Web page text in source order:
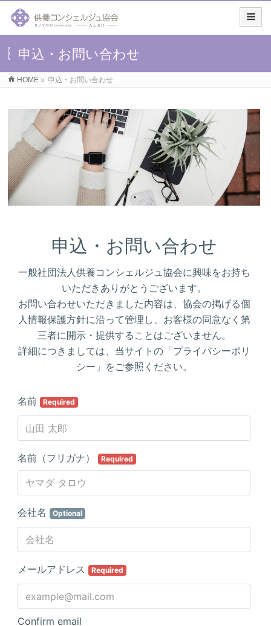
申込・お問い合わせ
HOME » 申込・お問い合わせ